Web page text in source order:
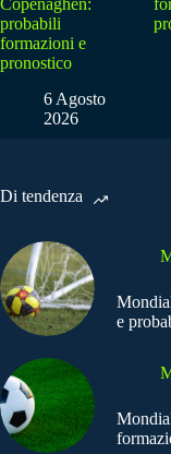
Copenaghen:
probabili
formazioni e
pronostico
6 Agosto
2026
Di tendenza
e